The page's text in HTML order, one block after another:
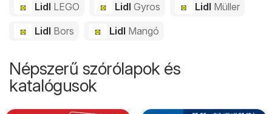
Lidl LEGO Lidl Gyros Lidl Müller
Lidl Bors Lidl Mangó
Népszerű szórólapok és
katalógusok